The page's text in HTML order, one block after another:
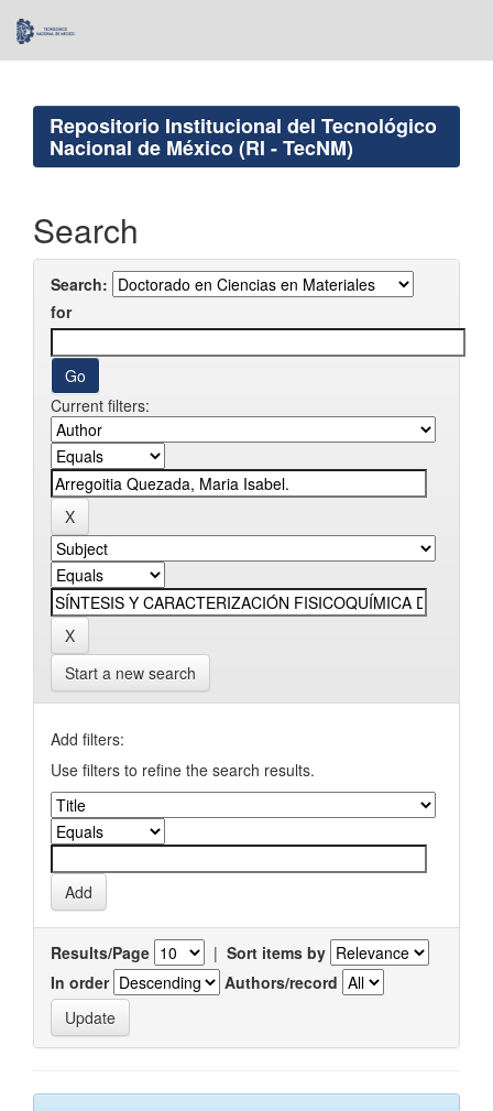
navigation
Repositorio Institucional del Tecnológico
Nacional de México (RI - TecNM)
Search
Search:
for
Current filters:
Start a new search
Add filters:
Use filters to refine the search results.
Results/Page | Sort items by
In order
Authors/record